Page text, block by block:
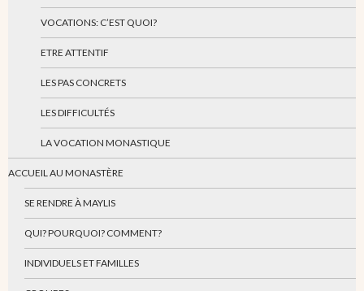
VOCATIONS: C’EST QUOI?
ETRE ATTENTIF
LES PAS CONCRETS
LES DIFFICULTÉS
LA VOCATION MONASTIQUE
ACCUEIL AU MONASTÈRE
SE RENDRE À MAYLIS
QUI? POURQUOI? COMMENT?
INDIVIDUELS ET FAMILLES